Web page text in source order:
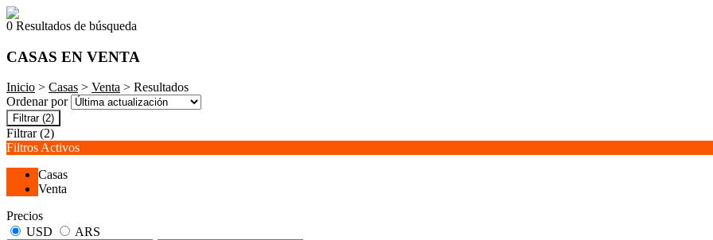
0 Resultados de búsqueda
CASAS EN VENTA
Inicio > Casas > Venta > Resultados
Ordenar por
Filtrar (2)
Filtrar (2)
Filtros Activos
Casas
Venta
Precios
USD
ARS